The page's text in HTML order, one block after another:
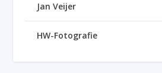
Jan Veijer
HW-Fotografie